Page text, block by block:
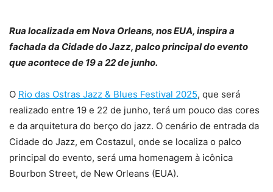
Rua localizada em Nova Orleans, nos EUA, inspira a
fachada da Cidade do Jazz, palco principal do evento
que acontece de 19 a 22 de junho.
O Rio das Ostras Jazz & Blues Festival 2025, que será
realizado entre 19 e 22 de junho, terá um pouco das cores
e da arquitetura do berço do jazz. O cenário de entrada da
Cidade do Jazz, em Costazul, onde se localiza o palco
principal do evento, será uma homenagem à icônica
Bourbon Street, de New Orleans (EUA).